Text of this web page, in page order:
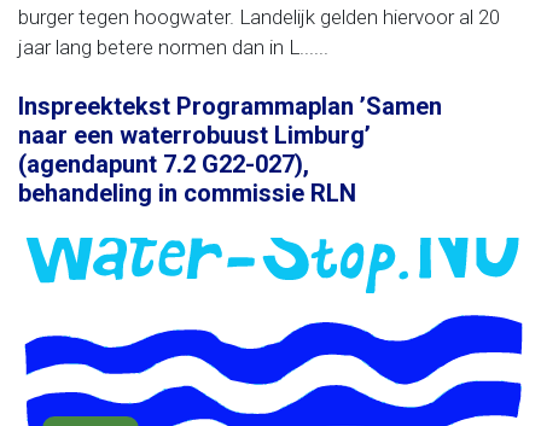
burger tegen hoogwater. Landelijk gelden hiervoor al 20
jaar lang betere normen dan in L......
Inspreektekst Programmaplan ’Samen
naar een waterrobuust Limburg’
(agendapunt 7.2 G22-027),
behandeling in commissie RLN